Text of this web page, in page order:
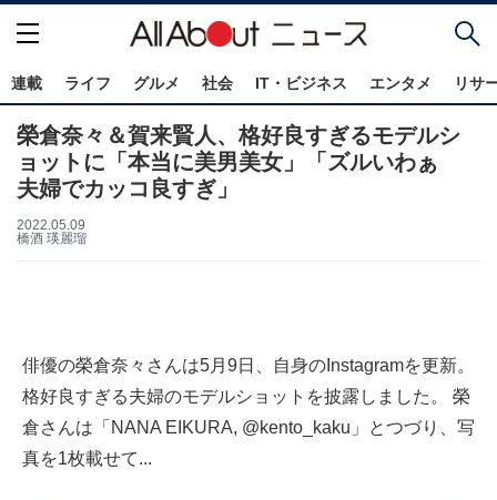
連載 ライフ グルメ 社会 IT・ビジネス エンタメ リサ
榮倉奈々＆賀来賢人、格好良すぎるモデルシ
ョットに「本当に美男美女」「ズルいわぁ
夫婦でカッコ良すぎ」
2022.05.09
橋酒 瑛麗瑠
俳優の榮倉奈々さんは5月9日、自身のInstagramを更新。
格好良すぎる夫婦のモデルショットを披露しました。 榮
倉さんは「NANA EIKURA, @kento_kaku」とつづり、写
真を1枚載せて...